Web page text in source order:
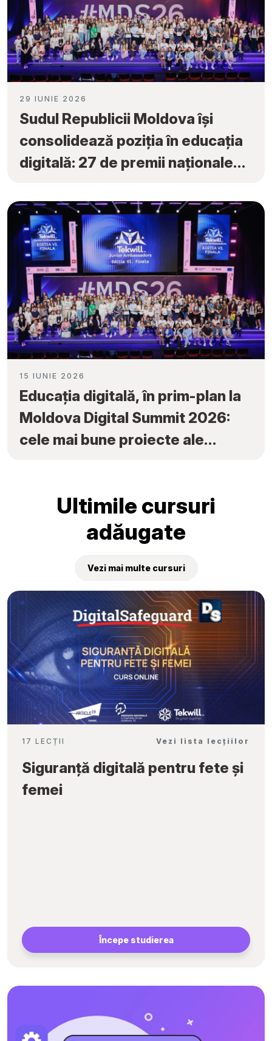
29 IUNIE 2026
Sudul Republicii Moldova își
consolidează poziția în educația
digitală: 27 de premii naționale
Ambassadors”
15 IUNIE 2026
Educația digitală, în prim-plan la
Moldova Digital Summit 2026:
cele mai bune proiecte ale
Ultimile cursuri
adăugate
Vezi mai multe cursuri
17 LECȚII Vezi lista lecțiilor
Siguranță digitală pentru fete și
femei
Începe studierea